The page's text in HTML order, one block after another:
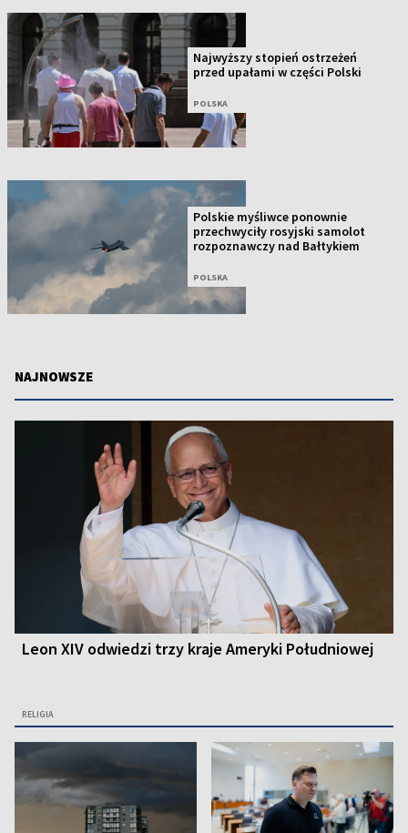
Najwyższy stopień ostrzeżeń
przed upałami w części Polski
POLSKA
Polskie myśliwce ponownie
przechwyciły rosyjski samolot
rozpoznawczy nad Bałtykiem
POLSKA
NAJNOWSZE
Leon XIV odwiedzi trzy kraje Ameryki Południowej
RELIGIA